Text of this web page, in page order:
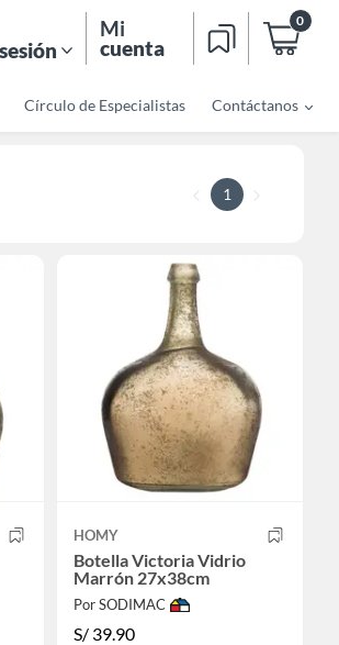
Mi
cuenta
0
Círculo de Especialistas Contáctanos
1
HOMY
Botella Victoria Vidrio
Marrón 27x38cm
Por SODIMAC
S/ 39.90